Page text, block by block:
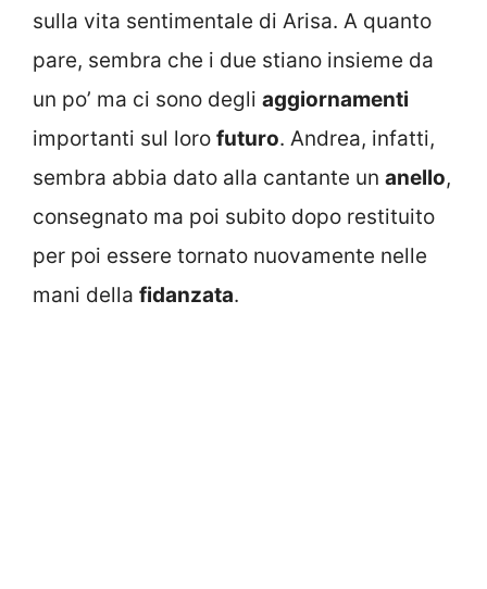
sulla vita sentimentale di Arisa. A quanto
pare, sembra che i due stiano insieme da
un po’ ma ci sono degli aggiornamenti
importanti sul loro futuro. Andrea, infatti,
sembra abbia dato alla cantante un anello,
consegnato ma poi subito dopo restituito
per poi essere tornato nuovamente nelle
mani della fidanzata.